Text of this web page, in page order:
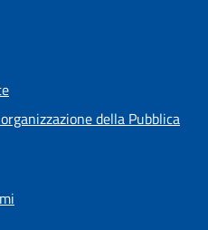
della Pubblica